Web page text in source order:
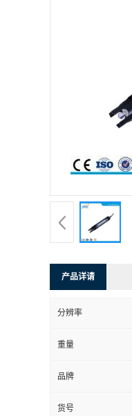
产品详请
分辨率
重量
品牌
货号